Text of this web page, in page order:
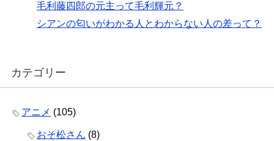
毛利藤四郎の元主って毛利輝元？
シアンの匂いがわかる人とわからない人の差って？
カテゴリー
アニメ (105)
おそ松さん (8)